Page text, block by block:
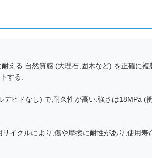
える.自然質感 (大理石,固木など) を正確に
する.
ヒドなし) で,耐久性が高い.強さは18MPa
イクルにより,傷や摩擦に耐性があり,使用